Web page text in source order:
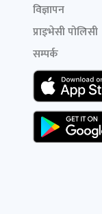
विज्ञापन
प्राइभेसी पोलिसी
सम्पर्क